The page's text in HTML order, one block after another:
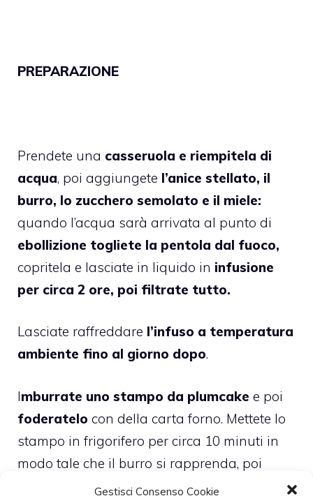
Gestisci Consenso Cookie
PREPARAZIONE
Prendete una casseruola e riempitela di
acqua, poi aggiungete l’anice stellato, il
burro, lo zucchero semolato e il miele:
quando l’acqua sarà arrivata al punto di
ebollizione togliete la pentola dal fuoco,
copritela e lasciate in liquido in infusione
per circa 2 ore, poi filtrate tutto.
Lasciate raffreddare l’infuso a temperatura
ambiente fino al giorno dopo.
Imburrate uno stampo da plumcake e poi
foderatelo con della carta forno. Mettete lo
stampo in frigorifero per circa 10 minuti in
modo tale che il burro si rapprenda, poi
toglietelo dal forno e
infarinatelo